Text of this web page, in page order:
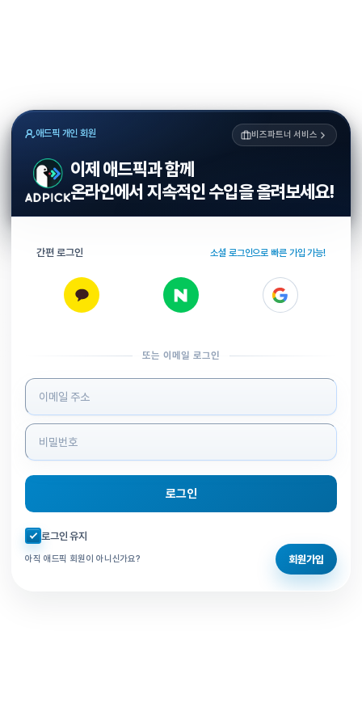
애드픽 개인 회원 비즈파트너 서비스
이제 애드픽과 함께
온라인에서 지속적인 수입을 올려보세요!
간편 로그인 소셜 로그인으로 빠른 가입 가능!
또는 이메일 로그인
로그인 정보 입력
로그인
자동로그인 체크
로그인 유지
아직 애드픽 회원이 아니신가요? 회원가입